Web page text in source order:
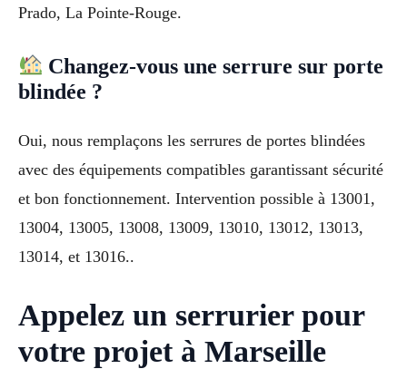
Prado, La Pointe-Rouge.
Changez-vous une serrure sur porte
blindée ?
Oui, nous remplaçons les serrures de portes blindées
avec des équipements compatibles garantissant sécurité
et bon fonctionnement. Intervention possible à 13001,
13004, 13005, 13008, 13009, 13010, 13012, 13013,
13014, et 13016..
Appelez un serrurier pour
votre projet à Marseille